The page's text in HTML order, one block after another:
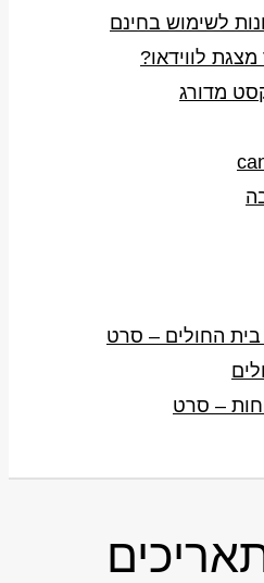
לשימוש בחינם
לווידאו?
מדורג
בית החולים – סרט
– סרט